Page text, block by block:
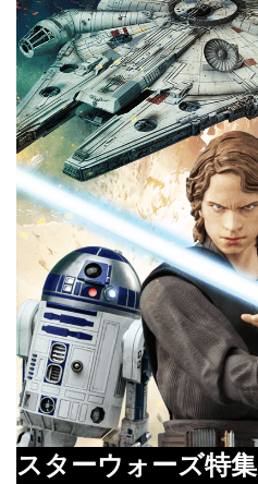
スターウォーズ特集